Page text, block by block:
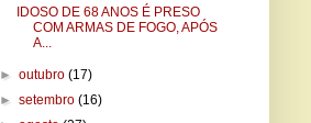
IDOSO DE 68 ANOS É PRESO
COM ARMAS DE FOGO, APÓS
A...
►outubro(17)
►setembro(16)